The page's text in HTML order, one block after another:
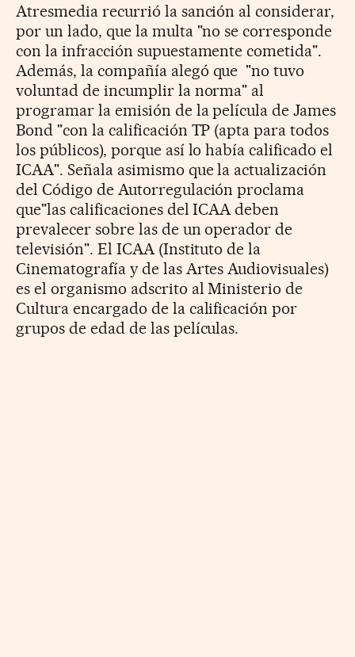
Atresmedia recurrió la sanción al considerar,
por un lado, que la multa "no se corresponde
con la infracción supuestamente cometida".
Además, la compañía alegó que "no tuvo
voluntad de incumplir la norma" al
programar la emisión de la película de James
Bond "con la calificación TP (apta para todos
los públicos), porque así lo había calificado el
ICAA". Señala asimismo que la actualización
del Código de Autorregulación proclama
que"las calificaciones del ICAA deben
prevalecer sobre las de un operador de
televisión". El ICAA (Instituto de la
Cinematografía y de las Artes Audiovisuales)
es el organismo adscrito al Ministerio de
Cultura encargado de la calificación por
grupos de edad de las películas.